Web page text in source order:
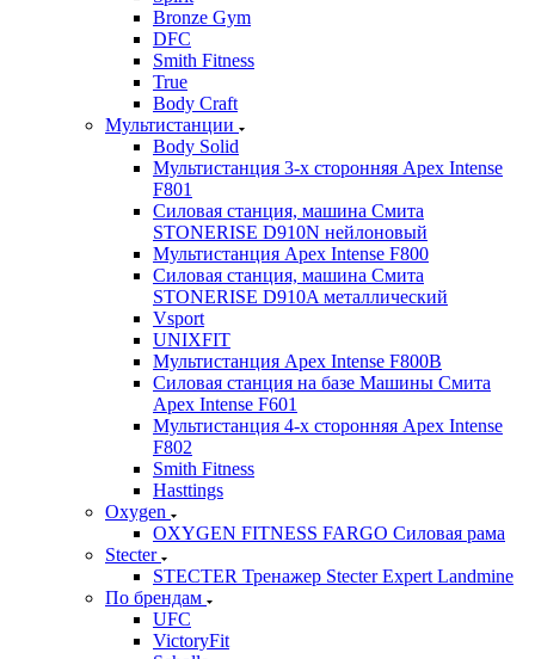
Bronze Gym
DFC
Smith Fitness
True
Body Craft
Мультистанции
Body Solid
Мультистанция 3-х сторонняя Apex Intense
F801
Силовая станция, машина Смита
STONERISE D910N нейлоновый
Мультистанция Apex Intense F800
Силовая станция, машина Смита
STONERISE D910A металлический
Vsport
UNIXFIT
Мультистанция Apex Intense F800B
Силовая станция на базе Машины Смита
Apex Intense F601
Мультистанция 4-х сторонняя Apex Intense
F802
Smith Fitness
Hasttings
Oxygen
OXYGEN FITNESS FARGO Силовая рама
Stecter
STECTER Тренажер Stecter Expert Landmine
По брендам
UFC
VictoryFit